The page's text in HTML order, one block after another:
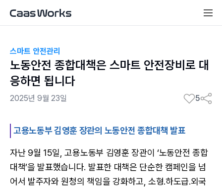
스마트 안전관리
노동안전 종합대책은 스마트 안전장비로 대
응하면 됩니다
2025년 9월 23일 5
고용노동부 김영훈 장관의 노동안전 종합대책 발표
자난 9월 15일, 고용노동부 김영훈 장관이 ‘노동안전 종합
대책’을 발표했습니다. 발표한 대책은 단순한 캠페인을 넘
어서 발주자와 원청의 책임을 강화하고, 소형.하도급.외국